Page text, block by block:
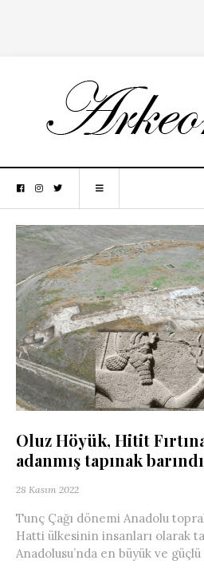
Oluz Höyük, Hitit Fırtına
adanmış tapınak
28 Kasım 2022
Tunç Çağı dönemi Anadolu
Hatti ülkesinin insanları olarak
Anadolusu’nda en büyük ve